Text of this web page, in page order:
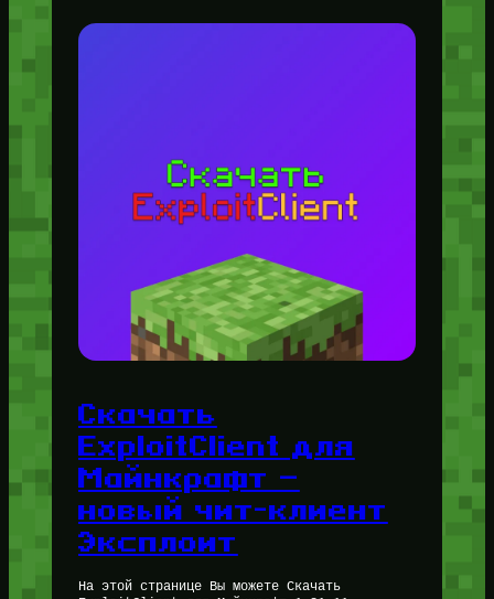
Скачать
ExploitClient для
Майнкрафт —
новый чит-клиент
Эксплоит
На этой странице Вы можете Скачать